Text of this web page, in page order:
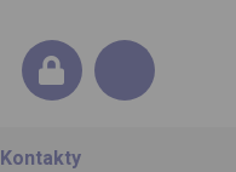
Kontakty